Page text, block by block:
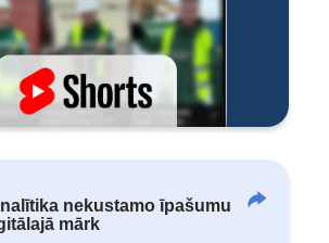
nekustamo īpašumu
mārk